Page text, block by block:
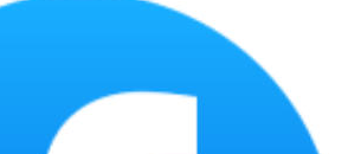
cần chọn laptop theo phòng ban,
tiêu chuẩn cấu hình, chứng từ
năng quản lý tài sản CNTT sau mua,
thêm bài viết chuyên sâu về
. Trang này tập trung vào